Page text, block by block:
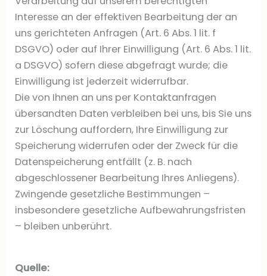
Interesse an der effektiven Bearbeitung der an
uns gerichteten Anfragen (Art. 6 Abs. 1 lit. f
DSGVO) oder auf Ihrer Einwilligung (Art. 6 Abs. 1 lit.
a DSGVO) sofern diese abgefragt wurde; die
Einwilligung ist jederzeit widerrufbar.
Die von Ihnen an uns per Kontaktanfragen
übersandten Daten verbleiben bei uns, bis Sie uns
zur Löschung auffordern, Ihre Einwilligung zur
Speicherung widerrufen oder der Zweck für die
Datenspeicherung entfällt (z. B. nach
abgeschlossener Bearbeitung Ihres Anliegens).
Zwingende gesetzliche Bestimmungen –
insbesondere gesetzliche Aufbewahrungsfristen
– bleiben unberührt.
Quelle: